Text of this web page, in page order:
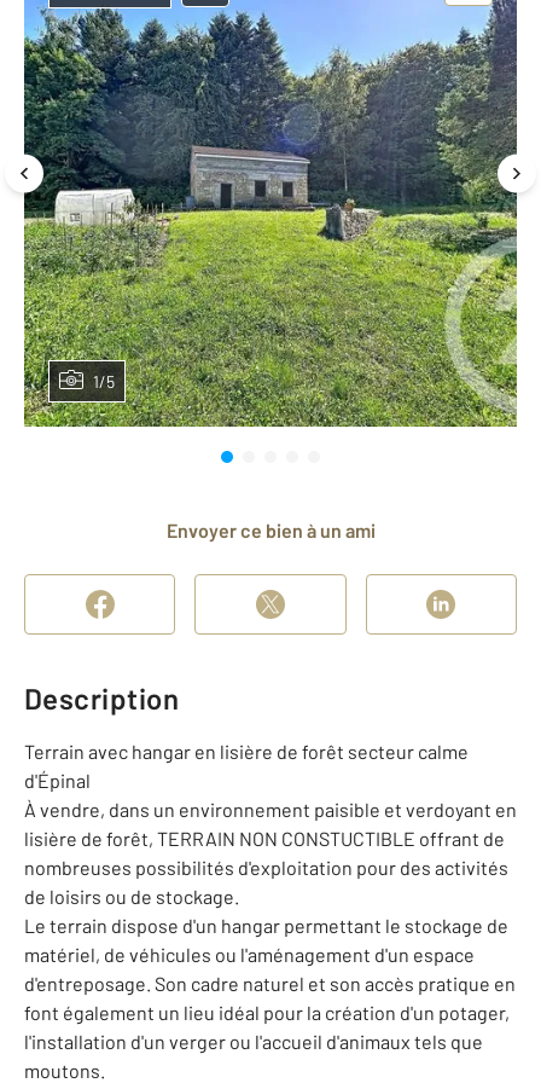
1/5
Envoyer ce bien à un ami
Description
Terrain avec hangar en lisière de forêt secteur calme
d'Épinal
À vendre, dans un environnement paisible et verdoyant en
lisière de forêt, TERRAIN NON CONSTUCTIBLE offrant de
nombreuses possibilités d'exploitation pour des activités
de loisirs ou de stockage.
Le terrain dispose d'un hangar permettant le stockage de
matériel, de véhicules ou l'aménagement d'un espace
d'entreposage. Son cadre naturel et son accès pratique en
font également un lieu idéal pour la création d'un potager,
l'installation d'un verger ou l'accueil d'animaux tels que
moutons.